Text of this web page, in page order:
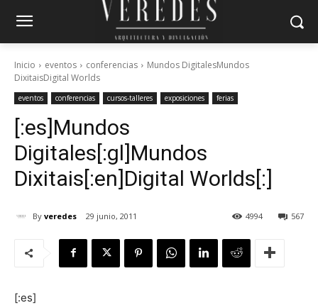
Inicio eventos conferencias
Mundos DigitalesMundos
DixitaisDigital Worlds
eventos conferencias cursos-talleres exposiciones ferias
[:es]Mundos
Digitales[:gl]Mundos
Dixitais[:en]Digital Worlds[:]
By veredes 29 junio, 2011 567
4994
[:es]